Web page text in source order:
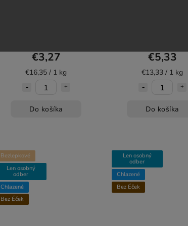
€3,27
€16,35 / 1 kg
Do košíka
€5,33
€13,33 / 1 kg
Do košíka
Bezlepkové
Len osobný
odber
Chlazené
Bez Éček
Len osobný
odber
Chlazené
Bez Éček